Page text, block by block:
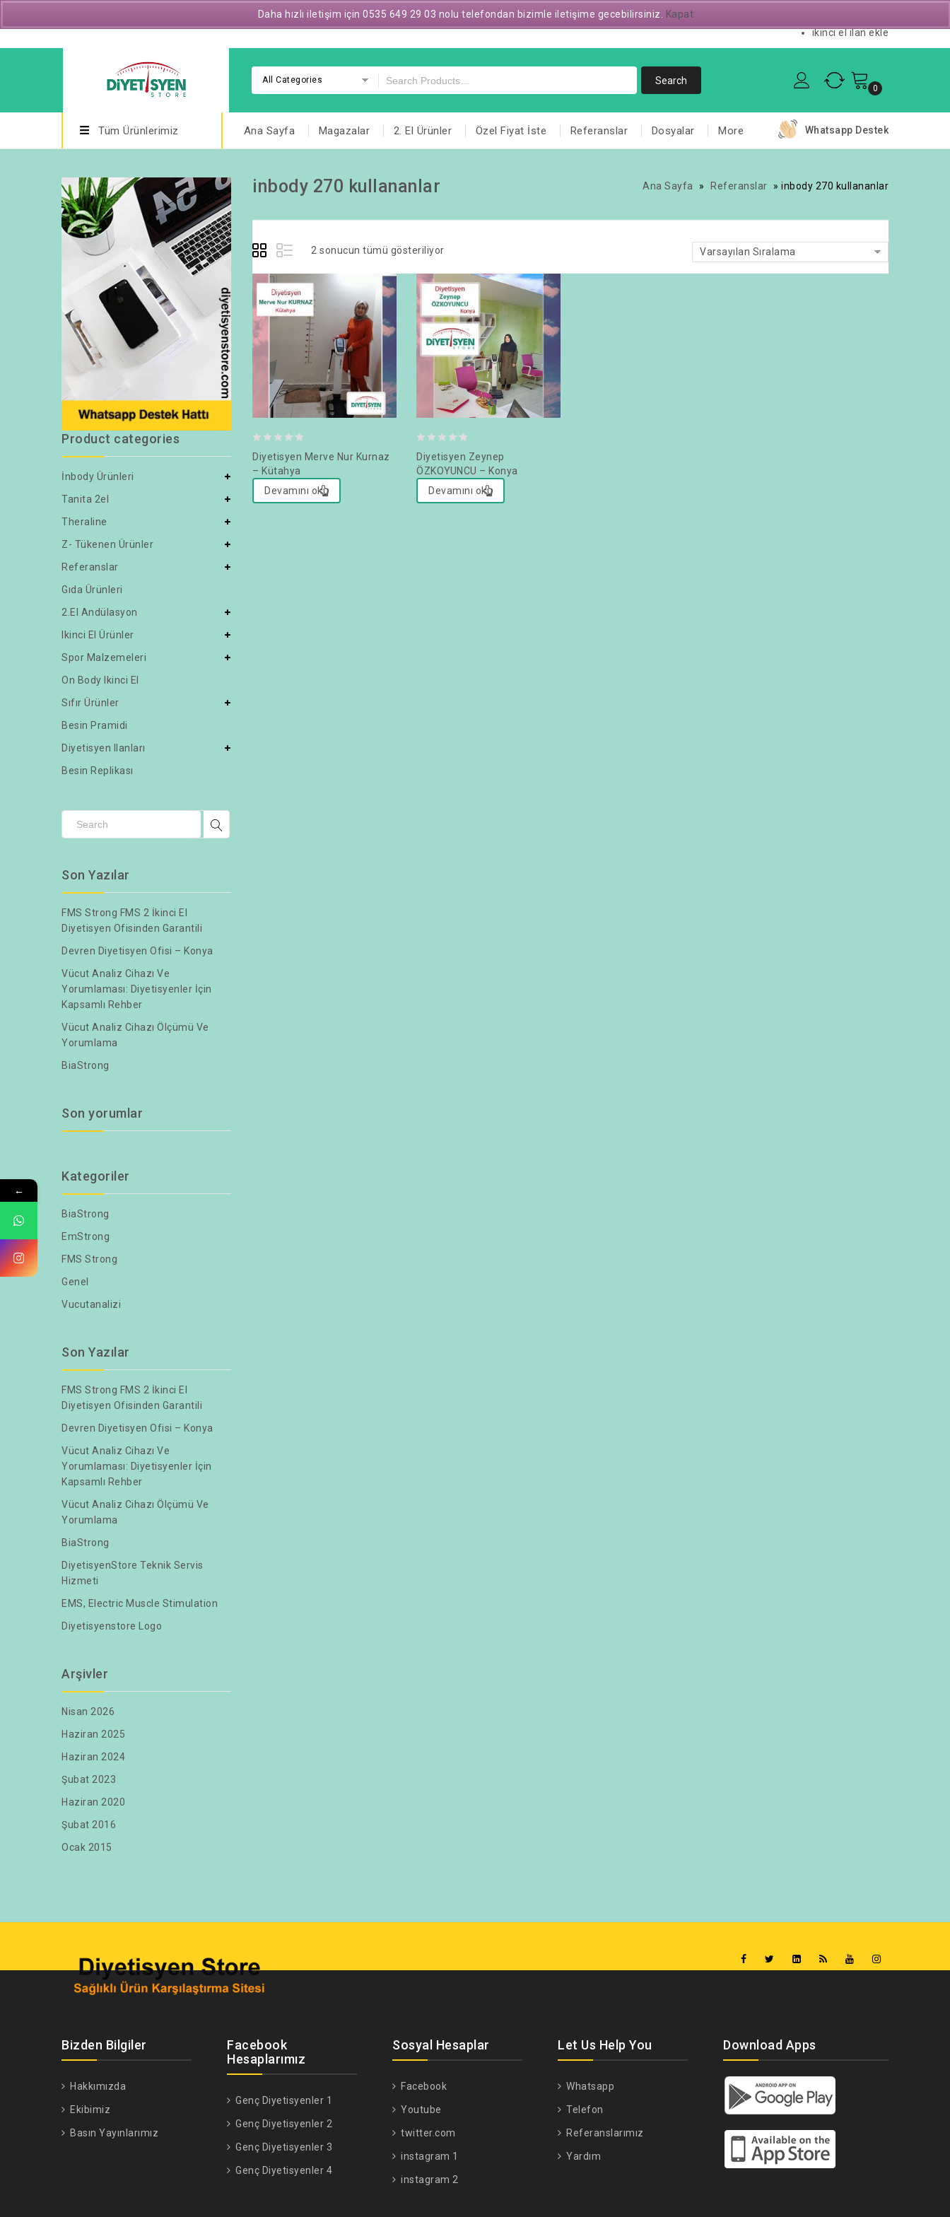
ikinci el ilan ekle
All Categories
0
Tüm Ürünlerimiz Ana Sayfa Magazalar 2. El Ürünler Özel Fiyat İste Referanslar Dosyalar More Whatsapp Destek
inbody 270 kullananlar Ana Sayfa » Referanslar » inbody 270 kullananlar
2 sonucun tümü gösteriliyor Varsayılan Sıralama
out
5
Diyetisyen Merve Nur Kurnaz
– Kütahya
Devamını oku
out
5
Diyetisyen Zeynep
ÖZKOYUNCU – Konya
Devamını oku
Product categories
İnbody Ürünleri
Tanita 2el
Theraline
Z- Tükenen Ürünler
Referanslar
Gıda Ürünleri
2.el Andülasyon
Ikinci El Ürünler
Spor Malzemeleri
On Body Ikinci El
Sıfır Ürünler
Besin Pramidi
Diyetisyen Ilanları
Besin Replikası
Son Yazılar
FMS Strong FMS 2 İkinci El
Diyetisyen Ofisinden Garantili
Devren Diyetisyen Ofisi – Konya
Vücut Analiz Cihazı Ve
Yorumlaması: Diyetisyenler İçin
Kapsamlı Rehber
Vücut Analiz Cihazı Ölçümü Ve
Yorumlama
BiaStrong
Son yorumlar
Kategoriler
BiaStrong
EmStrong
FMS Strong
Genel
Vucutanalizi
Son Yazılar
FMS Strong FMS 2 İkinci El
Diyetisyen Ofisinden Garantili
Devren Diyetisyen Ofisi – Konya
Vücut Analiz Cihazı Ve
Yorumlaması: Diyetisyenler İçin
Kapsamlı Rehber
Vücut Analiz Cihazı Ölçümü Ve
Yorumlama
BiaStrong
DiyetisyenStore Teknik Servis
Hizmeti
EMS, Electric Muscle Stimulation
Diyetisyenstore Logo
Arşivler
Nisan 2026
Haziran 2025
Haziran 2024
Şubat 2023
Haziran 2020
Şubat 2016
Ocak 2015
Bizden Bilgiler
Hakkımızda
Ekibimiz
Basın Yayınlarımız
Facebook
Hesaplarımız
Genç Diyetisyenler 1
Genç Diyetisyenler 2
Genç Diyetisyenler 3
Genç Diyetisyenler 4
Sosyal Hesaplar
Facebook
Youtube
twitter.com
instagram 1
instagram 2
Let Us Help You
Whatsapp
Telefon
Referanslarımız
Yardım
Download Apps
Daha hızlı iletişim için 0535 649 29 03 nolu telefondan bizimle iletişime gecebilirsiniz. Kapat
←